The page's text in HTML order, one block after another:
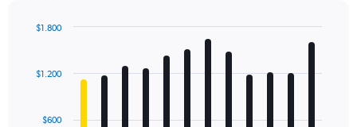
to
with
12
$600
$1.200
$1.800